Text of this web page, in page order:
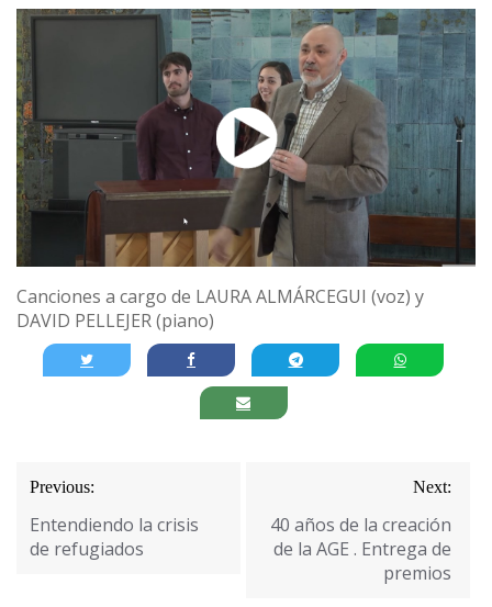
Canciones a cargo de LAURA ALMÁRCEGUI (voz) y
DAVID PELLEJER (piano)
Navegación
de
entradas
Previous:
Entendiendo la crisis
de refugiados
Next:
40 años de la creación
de la AGE . Entrega de
premios